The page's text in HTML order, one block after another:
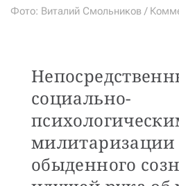
Фото: Виталий Смольников /
социально-
милитаризации
обыденного